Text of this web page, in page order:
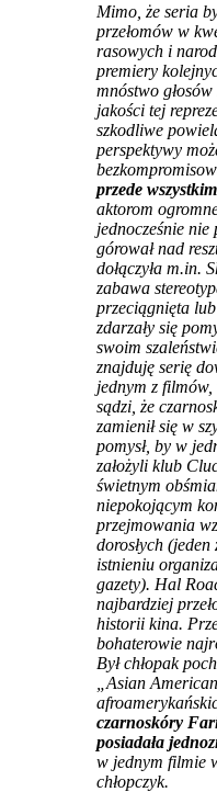
Mimo, że seria
przełomów w
rasowych i
premiery
mnóstwo
jakości tej
szkodliwe
perspektywy
przede
aktorom
jednocześnie
górował nad
dołączyła m.in.
zabawa
przeciągnięta
zdarzały się
swoim
znajduję serię
jednym z
sądzi, że
zamienił się w
pomysł, by w
założyli klub
świetnym
niepokojącym
przejmowania
dorosłych
istnieniu
gazety). Hal
najbardziej
historii kina.
bohaterowie
Był chłopak
„Asian
czarnoskóry
posiadała
w jednym filmie
chłopczyk.